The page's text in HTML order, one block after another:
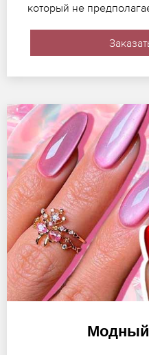
который не